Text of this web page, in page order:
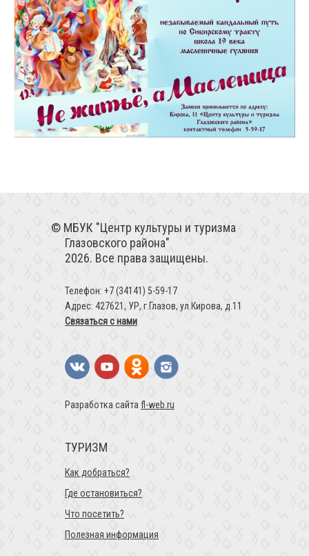
МБУК "Центр культуры и туризма
Глазовского района"
2026. Все права защищены.
Телефон: +7 (34141) 5-59-17
Адрес: 427621, УР, г.Глазов, ул.Кирова, д.11
Связаться с нами
Разработка сайта fl-web.ru
ТУРИЗМ
Как добраться?
Где остановиться?
Что посетить?
Полезная информация